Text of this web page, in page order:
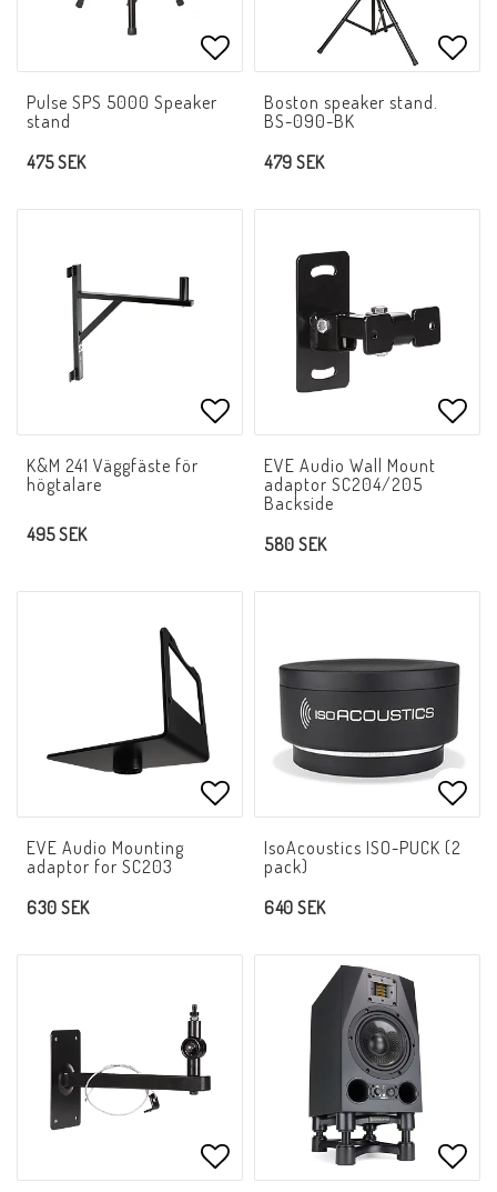
Lägg till i favoritlistan
Pulse SPS 5000 Speaker
stand
475 SEK
Boston speaker stand.
BS-090-BK
479 SEK
Lägg till i favoritlistan
K&M 241 Väggfäste för
högtalare
495 SEK
EVE Audio Wall Mount
adaptor SC204/205
Backside
580 SEK
Lägg till i favoritlistan
EVE Audio Mounting
adaptor for SC203
630 SEK
IsoAcoustics ISO-PUCK (2
pack)
640 SEK